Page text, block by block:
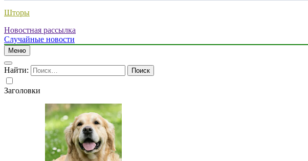
Шторы
Новостная рассылка
Случайные новости
Меню
Найти:
Заголовки